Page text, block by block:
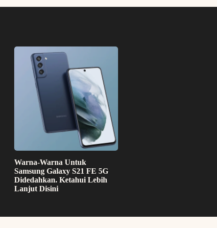
Warna-Warna Untuk
Samsung Galaxy S21 FE 5G
Didedahkan. Ketahui Lebih
Lanjut Disini